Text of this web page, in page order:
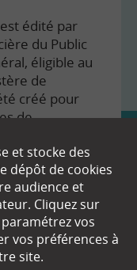
édité par
du Public
éligible au
de
créé pour
de
les questions
du
vivons.
et stocke des
dépôt de cookies
audience et
Cliquez sur
vos
vos préférences à
site.